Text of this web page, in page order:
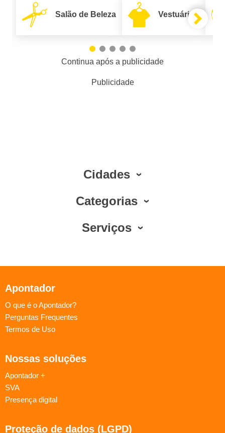
Salão de Beleza Vestuário
Continua após a publicidade
Publicidade
Cidades
Categorias
Serviços
Apontador
O que é o Apontador?
Perguntas Frequentes
Termos de Uso
Nossas soluções
Apontador +
SVA
Presença digital
Proteção de dados (LGPD)